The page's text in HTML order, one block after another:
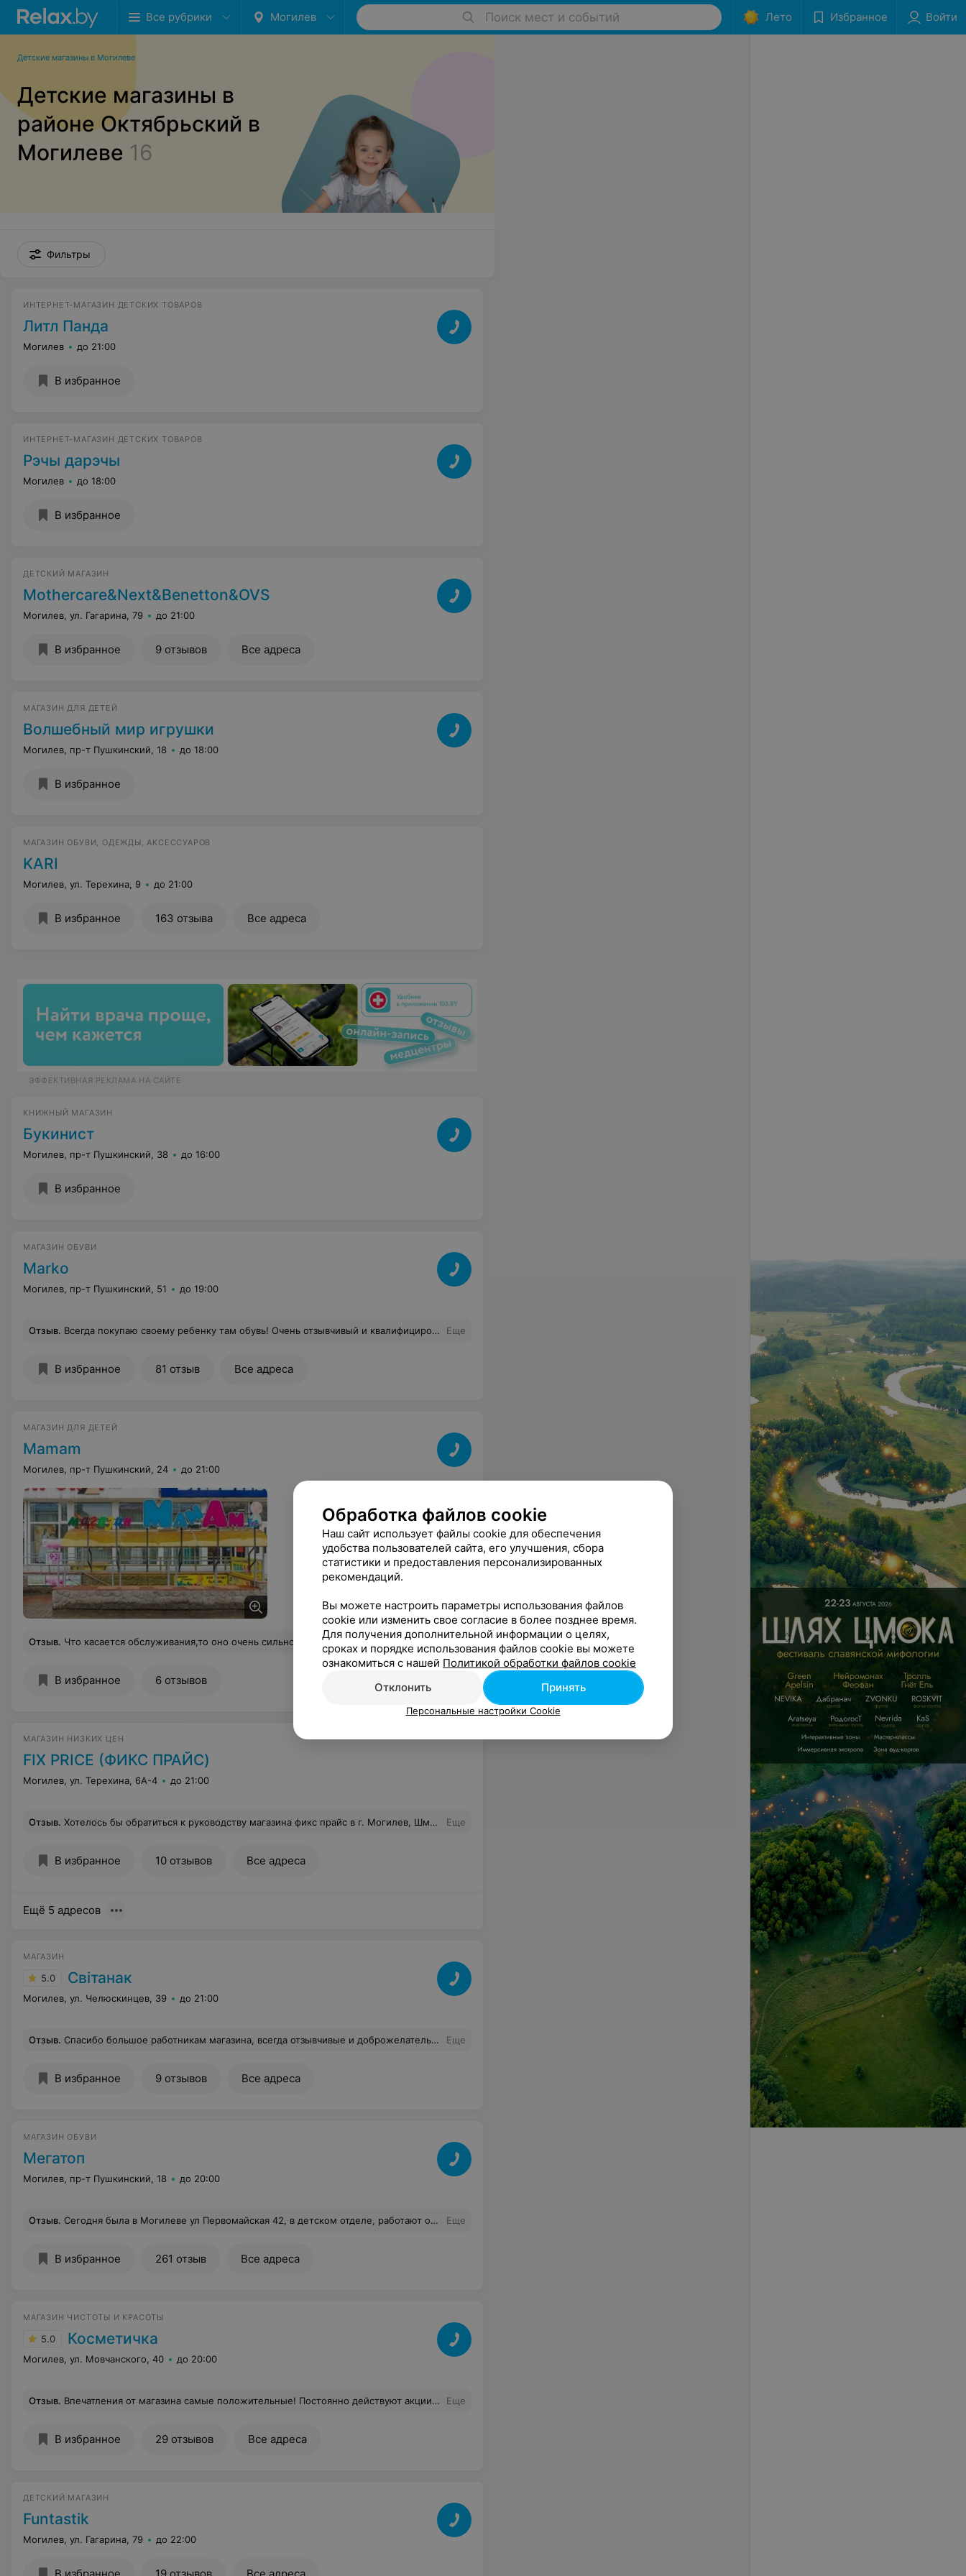
Все рубрики Могилев Поиск мест и событий Лето Избранное Войти
Детские магазины в Могилеве
Детские магазины в
районе Октябрьский в
Могилеве 16
Фильтры
ИНТЕРНЕТ-МАГАЗИН ДЕТСКИХ ТОВАРОВ
Литл Панда
Могилев до 21:00
В избранное
ИНТЕРНЕТ-МАГАЗИН ДЕТСКИХ ТОВАРОВ
Рэчы дарэчы
Могилев до 18:00
В избранное
ДЕТСКИЙ МАГАЗИН
Mothercare&Next&Benetton&OVS
Могилев, ул. Гагарина, 79 до 21:00
В избранное 9 отзывов Все адреса
МАГАЗИН ДЛЯ ДЕТЕЙ
Волшебный мир игрушки
Могилев, пр-т Пушкинский, 18 до 18:00
В избранное
МАГАЗИН ОБУВИ, ОДЕЖДЫ, АКСЕССУАРОВ
KARI
Могилев, ул. Терехина, 9 до 21:00
В избранное 163 отзыва Все адреса
ЭФФЕКТИВНАЯ РЕКЛАМА НА САЙТЕ
КНИЖНЫЙ МАГАЗИН
Букинист
Могилев, пр-т Пушкинский, 38 до 16:00
В избранное
МАГАЗИН ОБУВИ
Marko
Могилев, пр-т Пушкинский, 51 до 19:00
Отзыв. Всегда покупаю своему ребенку там обувь! Очень отзывчивый и квалифицированный персонал.Продавцы всегда знают ,что предложить..и как увлечь ребенка. Еще
В избранное 81 отзыв Все адреса
МАГАЗИН ДЛЯ ДЕТЕЙ
Mamam
Могилев, пр-т Пушкинский, 24 до 21:00
Отзыв. Что касается обслуживания,то оно очень сильно хромает,у нас была покупка на 900000 рублей,и дисконтную карту нам никто не предложил,пока сами не спросили про условия приобретения дисконтной карты.....И с выбором помочь толком не могут,мы с мужем долго не могли выбрать какую лучше игру взять ребёнку,так они ходили только косились на нас,вместо того,что бы подойти и посоветовать какую лучше,и ещё много всяких ньюансов хватает....А так сам магазин очень даже неплохой(и выбора много,и цены нормальные),вот только бы работников поменять или обучить хорошенько всему тому,что им необходимо знать! Еще
В избранное 6 отзывов
МАГАЗИН НИЗКИХ ЦЕН
FIX PRICE (ФИКС ПРАЙС)
Могилев, ул. Терехина, 6А-4 до 21:00
Отзыв. Хотелось бы обратиться к руководству магазина фикс прайс в г. Могилев, Шмидта 5б: вы, пожалуйста, или поставьте уже наконец камеры и посадите охранника перед компьютером, или обучите своих работников более корректно вести наблюдение за покупателями. Конечно, нужно наблюдать, чтобы не воровали, но не менее важно не отбивать у нормальных людей желание покупать товар и приходить снова в этот магазин. Можно продавцу сделать в ходе наблюдения вид, что ты что-либо переставляешь на полках, постоять рядом желая проконсультировать, поправлять жалюзи на окнах и т.д., но просто стоять и смотреть на 2 покупателей во всем магазине как будто у продавца кататонический ступор. Я даже не знаю как передать по ощущениям это недоразумение, которое происходило. Еще
В избранное 10 отзывов Все адреса
Ещё 5 адресов
МАГАЗИН
5.0 Свiтанак
Могилев, ул. Челюскинцев, 39 до 21:00
Отзыв. Спасибо большое работникам магазина, всегда отзывчивые и доброжелательные!!! Еще
В избранное 9 отзывов Все адреса
МАГАЗИН ОБУВИ
Мегатоп
Могилев, пр-т Пушкинский, 18 до 20:00
Отзыв. Сегодня была в Могилеве ул Первомайская 42, в детском отделе, работают очень отвратительные хамы, кто их вообще взял на работу, после таких людей больше в магазин МЕГАТОП я посещать не буду!Всю обувь,которую не покупала,носилась только 5-10 дней. Еще
В избранное 261 отзыв Все адреса
МАГАЗИН ЧИСТОТЫ И КРАСОТЫ
5.0 Косметичка
Могилев, ул. Мовчанского, 40 до 20:00
Отзыв. Впечатления от магазина самые положительные! Постоянно действуют акции! Самая лучшая акция - второй товар всего за пол цены! В этом месяце особенно радует ассортимент на моющие для ванны и кухни!!! В обычных супермаркетах цены гораздо выше!! Работают до 20 00, успеваю после работы! Еще
В избранное 29 отзывов Все адреса
ДЕТСКИЙ МАГАЗИН
Funtastik
Могилев, ул. Гагарина, 79 до 22:00
Обработка файлов cookie
Наш сайт использует файлы cookie для обеспечения
удобства пользователей сайта, его улучшения, сбора
статистики и предоставления персонализированных
рекомендаций.
Вы можете настроить параметры использования файлов
cookie или изменить свое согласие в более позднее время.
Для получения дополнительной информации о целях,
сроках и порядке использования файлов cookie вы можете
ознакомиться с нашей Политикой обработки файлов cookie
Отклонить
Принять
Персональные настройки Cookie